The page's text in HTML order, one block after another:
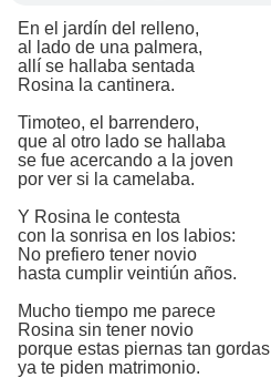
En el jardín del relleno,
al lado de una palmera,
allí se hallaba sentada
Rosina la cantinera.
Timoteo, el barrendero,
que al otro lado se hallaba
se fue acercando a la joven
por ver si la camelaba.
Y Rosina le contesta
con la sonrisa en los labios:
No prefiero tener novio
hasta cumplir veintiún años.
Mucho tiempo me parece
Rosina sin tener novio
porque estas piernas tan gordas
ya te piden matrimonio.